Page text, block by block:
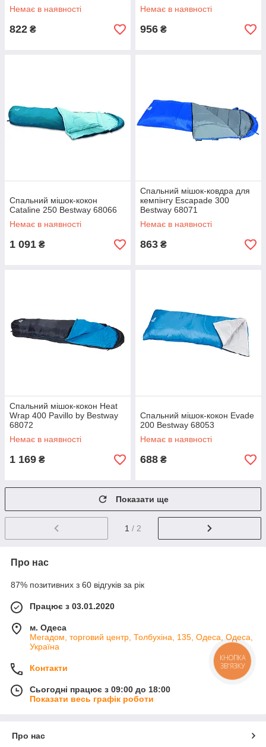
Немає в наявності
822 ₴
Немає в наявності
956 ₴
Спальний мішок-кокон
Cataline 250 Bestway 68066
Немає в наявності
1 091 ₴
Спальний мішок-ковдра для
кемпінгу Escapade 300
Bestway 68071
Немає в наявності
863 ₴
Спальний мішок-кокон Heat
Wrap 400 Pavillo by Bestway
68072
Немає в наявності
1 169 ₴
Спальний мішок-кокон Evade
200 Bestway 68053
Немає в наявності
688 ₴
Показати ще
1 / 2
Про нас
87% позитивних з 60 відгуків за рік
Працює з 03.01.2020
м. Одеса
Мегадом, торговий центр, Толбухіна, 135, Одеса, Одеса,
Україна
Контакти
Сьогодні працює з 09:00 до 18:00
Показати весь графік роботи
Про нас
КНОПКА
ЗВ'ЯЗКУ